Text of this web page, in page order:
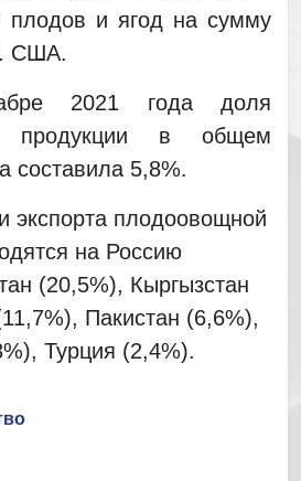
плодов и ягод на сумму
США.
2021 года доля
продукции в общем
составила 5,8%.
экспорта плодоовощной
на Россию
(20,5%), Кыргызстан
Пакистан (6,6%),
Турция (2,4%).